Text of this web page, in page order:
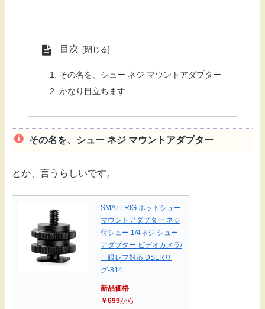
目次
その名を、シュー ネジ マウントアダプター
かなり目立ちます
その名を、シュー ネジ マウントアダプター
とか、言うらしいです。
SMALLRIG ホットシュー
マウントアダプター ネジ
付シュー 1/4ネジ シュー
アダプター ビデオカメラ/
一眼レフ対応 DSLRリ
グ-814
新品価格
￥699から